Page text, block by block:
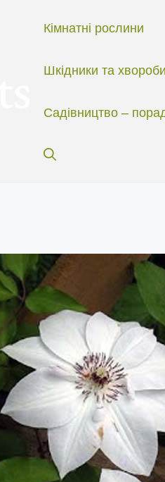
Кімнатні рослини
Шкідники та хвороби
Садівництво –